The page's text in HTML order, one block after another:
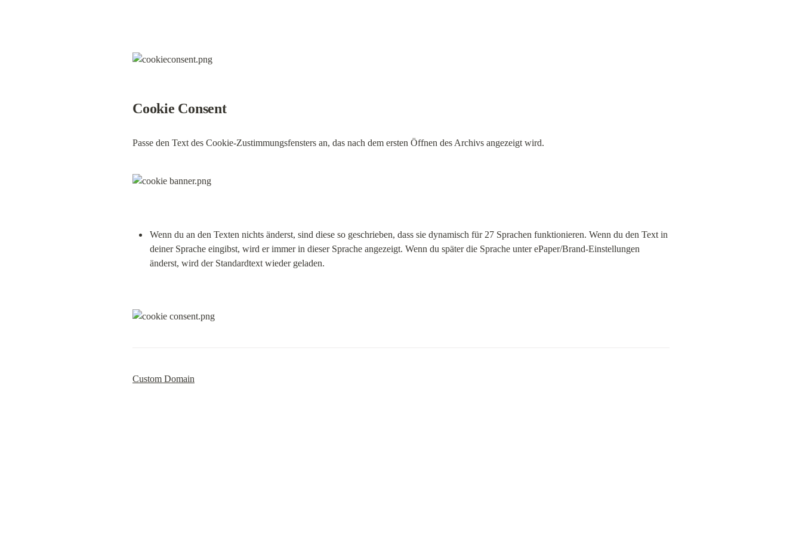
Cookie Consent
Passe den Text des Cookie-Zustimmungsfensters an, das nach dem ersten Öffnen des Archivs angezeigt wird.
Wenn du an den Texten nichts änderst, sind diese so geschrieben, dass sie dynamisch für 27 Sprachen funktionieren. Wenn du den Text in
deiner Sprache eingibst, wird er immer in dieser Sprache angezeigt. Wenn du später die Sprache unter ePaper/Brand-Einstellungen
änderst, wird der Standardtext wieder geladen.
Custom Domain